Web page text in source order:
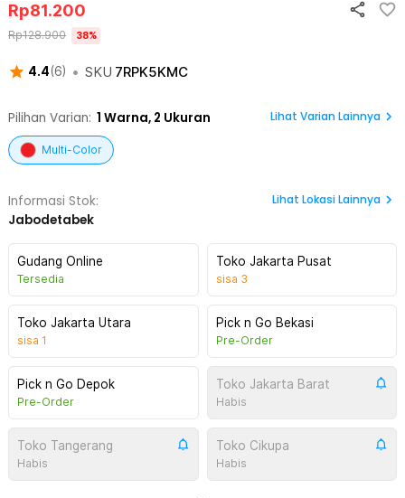
4.4(6) • SKU 7RPK5KMC
Rp81.200
Rp128.900 38%
Pilihan Varian: 1 Warna, 2 Ukuran Lihat Varian Lainnya
Multi-Color
Informasi Stok:
Jabodetabek
Lihat Lokasi Lainnya
Gudang Online
Tersedia
Toko Jakarta Pusat
sisa 3
Toko Jakarta Utara
sisa 1
Pick n Go Bekasi
Pre-Order
Pick n Go Depok
Pre-Order
Toko Jakarta Barat
Habis
Toko Tangerang
Habis
Toko Cikupa
Habis